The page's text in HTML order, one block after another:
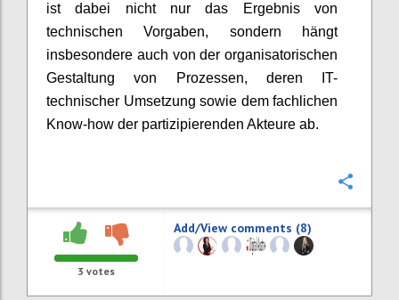
ist dabei nicht nur das Ergebnis von
technischen Vorgaben, sondern hängt
insbesondere auch von der organisatorischen
Gestaltung von Prozessen, deren IT-
technischer Umsetzung sowie dem fachlichen
Know-how der partizipierenden Akteure ab.
3 votes
Add/View comments (8)